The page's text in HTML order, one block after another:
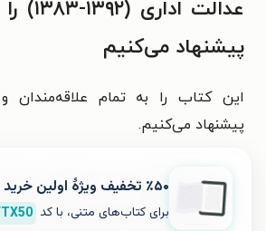
عدالت
پیشنهاد می‌کنیم
این کتاب را به تمام علاقه‌مندان
پیشنهاد می‌کنیم.
برای تجربه‌ای بهتر در دانلود کتاب
شورای نگهبان در پاسخ به استعلامات
(۱۳۹۲-۱۳۸۳) و خواندن آن،
٪۵۰ تخفیف ویژۀ اولین خرید
برای کتاب‌های متنی، با کد